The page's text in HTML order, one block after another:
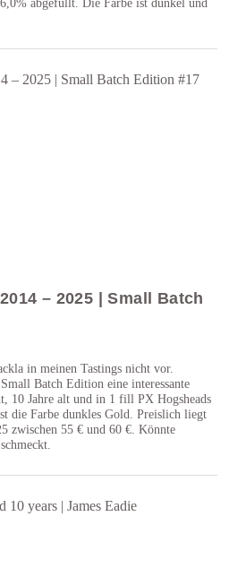
abgefüllt. Die Farbe ist dunkel und
– 2025 | Small Batch
in meinen Tastings nicht vor.
Batch Edition eine interessante
10 Jahre alt und in 1 fill PX Hogsheads
die Farbe dunkles Gold. Preislich liegt
zwischen 55 € und 60 €. Könnte